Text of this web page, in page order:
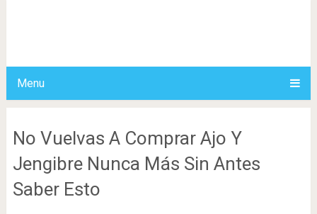
Menu
No Vuelvas A Comprar Ajo Y
Jengibre Nunca Más Sin Antes
Saber Esto